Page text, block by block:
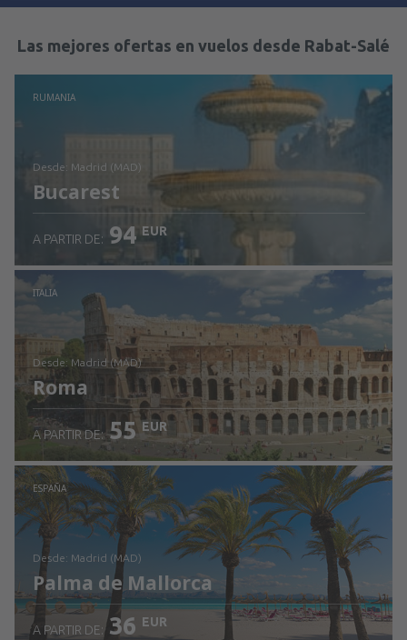
Las mejores ofertas en vuelos desde Rabat-Salé
RUMANIA
desde: Madrid (MAD)
Bucarest
Revisa los detalles
A PARTIR DE: 94 EUR
ITALIA
desde: Madrid (MAD)
Roma
Revisa los detalles
A PARTIR DE: 55 EUR
ESPAÑA
desde: Madrid (MAD)
Palma de Mallorca
A PARTIR DE: 36 EUR